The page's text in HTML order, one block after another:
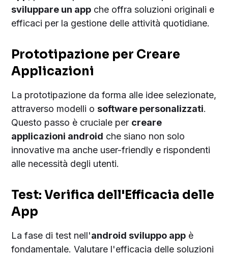
sviluppare un app che offra soluzioni originali e
efficaci per la gestione delle attività quotidiane.
Prototipazione per Creare
Applicazioni
La prototipazione da forma alle idee selezionate,
attraverso modelli osoftware personalizzati.
Questo passo è cruciale per creare
applicazioni android che siano non solo
innovative ma anche user-friendly e rispondenti
alle necessità degli utenti.
Test: Verifica dell'Efficacia delle
App
La fase di test nell'android sviluppo app è
fondamentale. Valutare l'efficacia delle soluzioni